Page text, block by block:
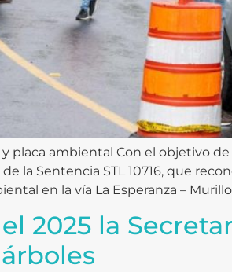
placa ambiental Con el objetivo
la Sentencia STL 10716, que
en la vía La Esperanza –
2025 la